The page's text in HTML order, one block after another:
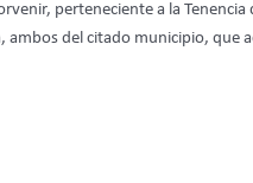
perteneciente a la
del citado municipio, que